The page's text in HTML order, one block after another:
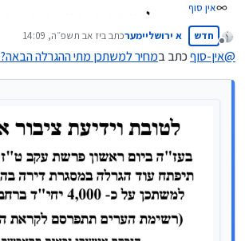
אין סוף
מנותק
חדש א ירושליימערכתב ביז אב תשפ״ה, 14:09
נערך לאחרונה על ידי
@אין-סוףכתב במחיר למשתכן מתי ההגרלה הבאה?